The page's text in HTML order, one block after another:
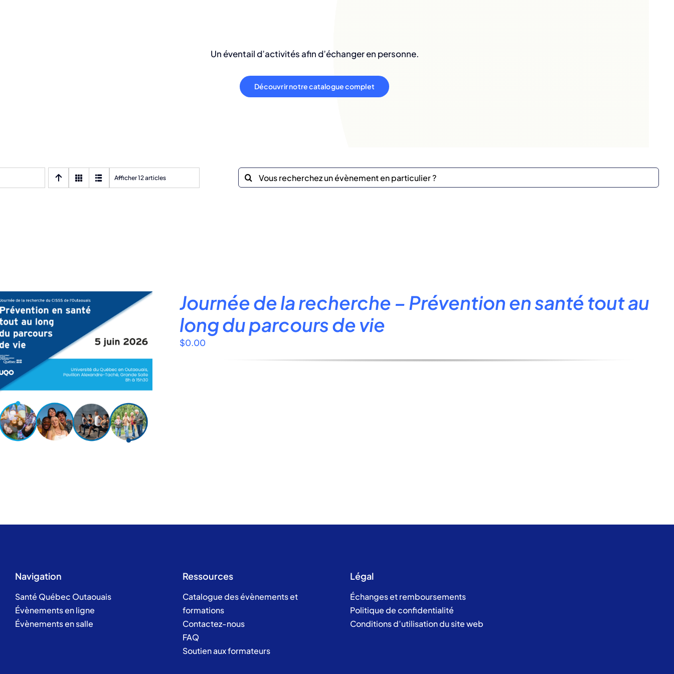
Un éventail d’activités afin d’échanger en personne.
Découvrir notre catalogue complet
Afficher 12 articles
Recherche
sur
Journée de la recherche – Prévention en santé tout au
long du parcours de vie
$0.00
Navigation
Santé Québec Outaouais
Évènements en ligne
Évènements en salle
Ressources
Catalogue des évènements et
formations
Contactez-nous
FAQ
Soutien aux formateurs
Légal
Échanges et remboursements
Politique de confidentialité
Conditions d’utilisation du site web